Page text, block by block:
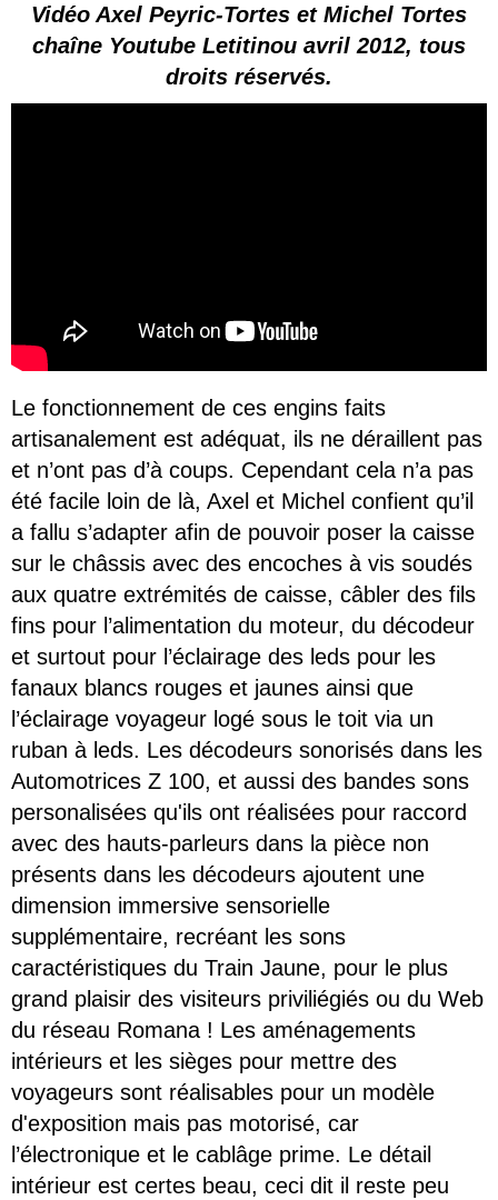
Vidéo Axel Peyric-Tortes et Michel Tortes
chaîne Youtube Letitinou avril 2012, tous
droits réservés.
Le fonctionnement de ces engins faits
artisanalement est adéquat, ils ne déraillent pas
et n’ont pas d’à coups. Cependant cela n’a pas
été facile loin de là, Axel et Michel confient qu’il
a fallu s’adapter afin de pouvoir poser la caisse
sur le châssis avec des encoches à vis soudés
aux quatre extrémités de caisse, câbler des fils
fins pour l’alimentation du moteur, du décodeur
et surtout pour l’éclairage des leds pour les
fanaux blancs rouges et jaunes ainsi que
l’éclairage voyageur logé sous le toit via un
ruban à leds. Les décodeurs sonorisés dans les
Automotrices Z 100, et aussi des bandes sons
personalisées qu'ils ont réalisées pour raccord
avec des hauts-parleurs dans la pièce non
présents dans les décodeurs ajoutent une
dimension immersive sensorielle
supplémentaire, recréant les sons
caractéristiques du Train Jaune, pour le plus
grand plaisir des visiteurs priviliégiés ou du Web
du réseau Romana ! Les aménagements
intérieurs et les sièges pour mettre des
voyageurs sont réalisables pour un modèle
d'exposition mais pas motorisé, car
l’électronique et le cablâge prime. Le détail
intérieur est certes beau, ceci dit il reste peu